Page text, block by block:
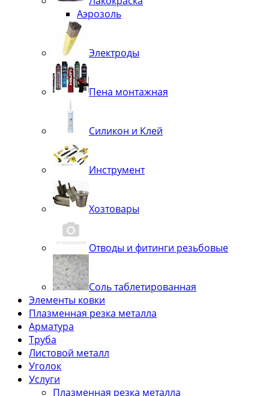
Аэрозоль
Электроды
Пена монтажная
Силикон и Клей
Инструмент
Хозтовары
Отводы и фитинги резьбовые
Соль таблетированная
Элементы ковки
Плазменная резка металла
Арматура
Труба
Листовой металл
Уголок
Услуги
Плазменная резка металла